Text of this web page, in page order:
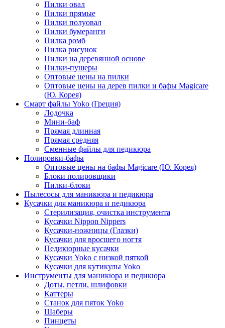
Пилки овал
Пилки прямые
Пилки полуовал
Пилки бумеранги
Пилка ромб
Пилка рисунок
Пилки на деревянной основе
Пилки-пушеры
Оптовые цены на пилки
Оптовые цены на дерев пилки и бафы Magicare
(Ю. Корея)
Смарт файлы Yoko (Греция)
Лодочка
Мини-баф
Прямая длинная
Прямая средняя
Сменные файлы для педикюра
Полировки-бафы
Оптовые цены на бафы Magicare (Ю. Корея)
Блоки полировщики
Пилки-блоки
Пылесосы для маникюра и педикюра
Кусачки для маникюра и педикюра
Стерилизация, очистка инструмента
Кусачки Nippon Nippers
Кусачки-ножницы (Глазки)
Кусачки для вросшего ногтя
Педикюрные кусачки
Кусачки Yoko с низкой пяткой
Кусачки для кутикулы Yoko
Инструменты для маникюра и педикюра
Доты, петли, шлифовки
Каттеры
Станок для пяток Yoko
Шаберы
Пинцеты